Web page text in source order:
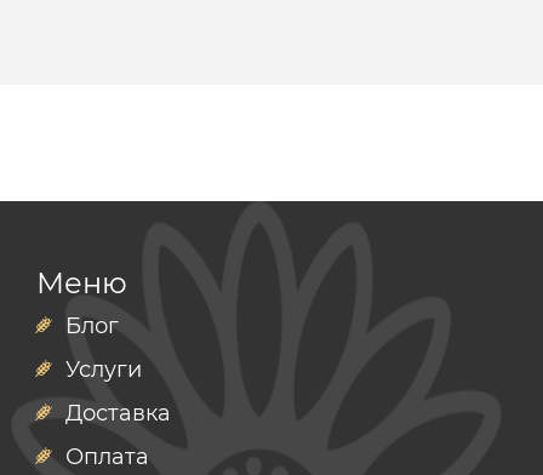
Меню
Блог
Услуги
Доставка
Оплата